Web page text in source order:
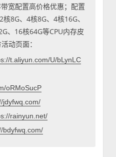
宽配置高价格优惠；配置
8G、4核8G、4核16G、
、16核64G等CPU内存皮
动页面：
t.aliyun.com/U/bLynLC
oRMoSucP
jdyfwq.com/
rainyun.net/
bdyfwq.com/